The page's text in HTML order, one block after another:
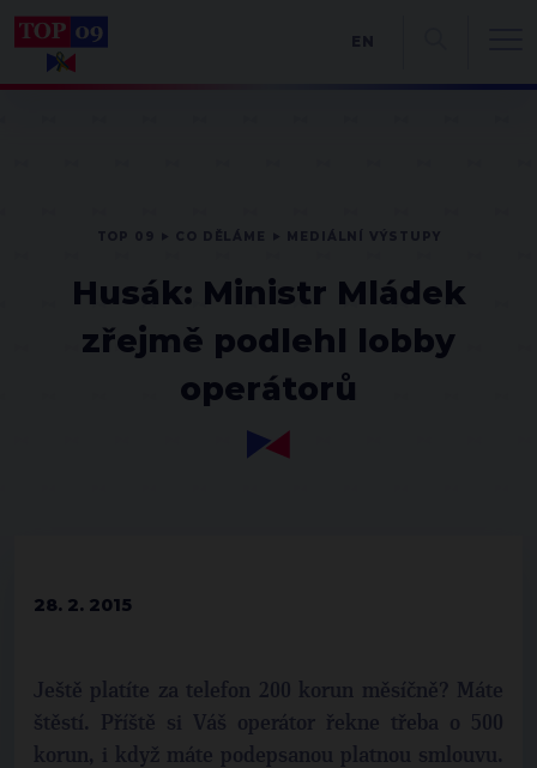
Husák: Ministr Mládek
zřejmě podlehl lobby
operátorů
28. 2. 2015
Ještě platíte za telefon 200 korun měsíčně? Máte
štěstí. Příště si Váš operátor řekne třeba o 500
korun, i když máte podepsanou platnou smlouvu.